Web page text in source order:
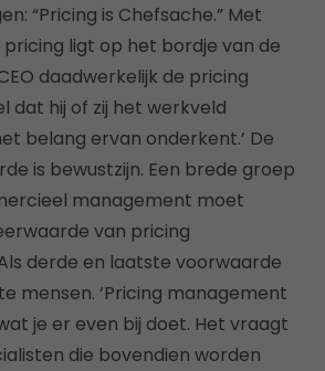
“Pricing is Chefsache.” Met
ligt op het bordje van de
daadwerkelijk de pricing
dat hij of zij het werkveld
belang ervan onderkent.’ De
is bewustzijn. Een brede groep
management moet
van pricing
derde en laatste voorwaarde
mensen. ‘Pricing management
je er even bij doet. Het vraagt
die bovendien worden